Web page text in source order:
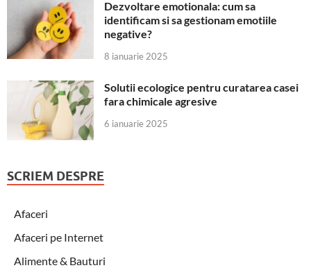
Dezvoltare emotionala: cum sa
identificam si sa gestionam emotiile
negative?
8 ianuarie 2025
Solutii ecologice pentru curatarea casei
fara chimicale agresive
6 ianuarie 2025
SCRIEM DESPRE
Afaceri
Afaceri pe Internet
Alimente & Bauturi